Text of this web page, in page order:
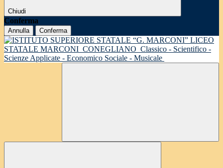
Chiudi
Conferma
Annulla Conferma
LICEO
STATALE MARCONI CONEGLIANO Classico - Scientifico -
Scienze Applicate - Economico Sociale - Musicale